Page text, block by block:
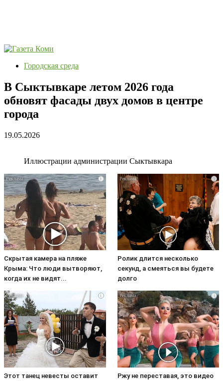
Городская среда
В Сыктывкаре летом 2026 года
обновят фасады двух домов в центре
города
19.05.2026
Иллюстрации администрации Сыктывкара
i
Скрытая камера на пляже
Крыма: Что люди вытворяют,
когда их не видят...
i
Ролик длится несколько
секунд, а смеяться вы будете
долго
i
Этот танец невесты оставит
i
Ржу не переставая, это видео